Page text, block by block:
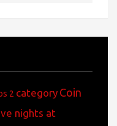
2 category Coin
nights at